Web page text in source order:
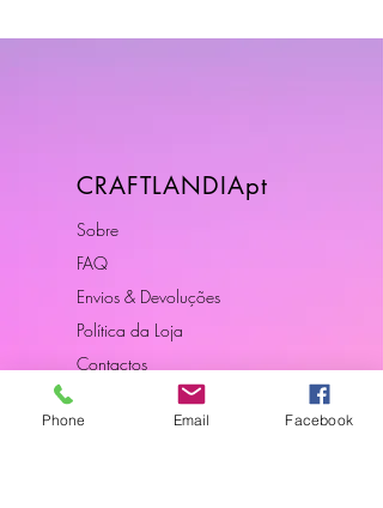
CRAFTLANDIApt
Sobre
FAQ
Envios & Devoluções
Política da Loja
Contactos
Phone Email Facebook